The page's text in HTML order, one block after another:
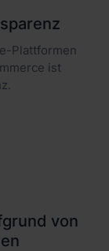
Plattformen
ist
von